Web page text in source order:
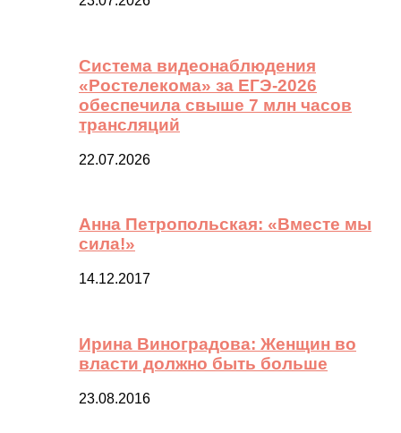
Система видеонаблюдения
«Ростелекома» за ЕГЭ-2026
обеспечила свыше 7 млн часов
трансляций
22.07.2026
Анна Петропольская: «Вместе мы
сила!»
14.12.2017
Ирина Виноградова: Женщин во
власти должно быть больше
23.08.2016